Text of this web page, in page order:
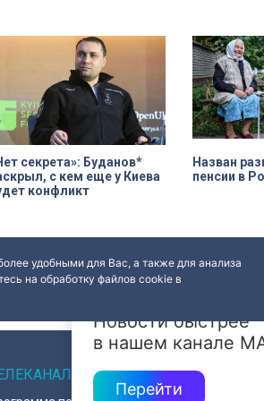
площадка проекта и кто
его участником?
секрета»: Буданов*
с кем еще у Киева
конфликт
Назван
пенсии в
Новости быстрее
в нашем канале
Перейти
удобными для Вас, а также для анализа
на обработку файлов cookie в